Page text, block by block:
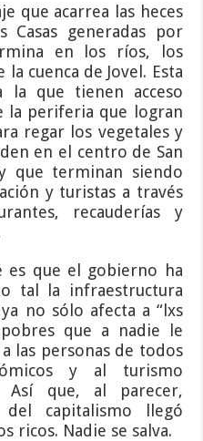
que acarrea las heces
Casas generadas por
en los ríos, los
cuenca de Jovel. Esta
la que tienen acceso
la periferia que logran
regar los vegetales y
en el centro de San
que terminan siendo
y turistas a través
recauderías y
es que el gobierno ha
tal la infraestructura
no sólo afecta a “lxs
que a nadie le
las personas de todos
y al turismo
Así que, al parecer,
capitalismo llegó
ricos. Nadie se salva.